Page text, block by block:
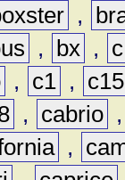
,
, bx ,
c
, c1 ,
c15
, cabrio
,